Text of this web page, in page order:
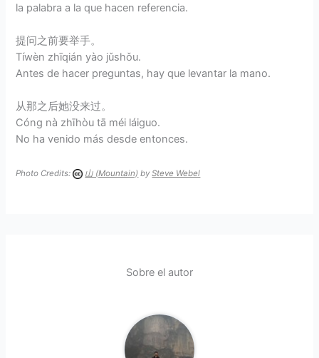
la palabra a la que hacen referencia.
提问之前要举手。
Tíwèn zhīqián yào jǔshǒu.
Antes de hacer preguntas, hay que levantar la mano.
从那之后她没来过。
Cóng nà zhīhòu tā méi láiguo.
No ha venido más desde entonces.
Photo Credits: 山 (Mountain) bySteve Webel
Sobre el autor